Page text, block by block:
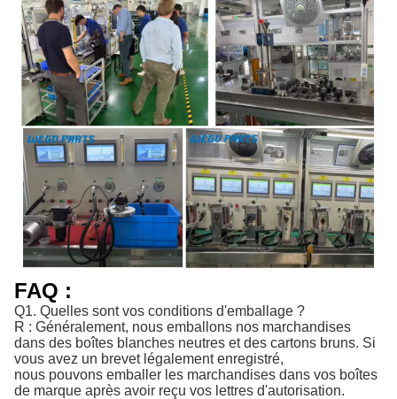
FAQ :
Q1. Quelles sont vos conditions d'emballage ?
R : Généralement, nous emballons nos marchandises
dans des boîtes blanches neutres et des cartons bruns. Si
vous avez un brevet légalement enregistré,
nous pouvons emballer les marchandises dans vos boîtes
de marque après avoir reçu vos lettres d'autorisation.